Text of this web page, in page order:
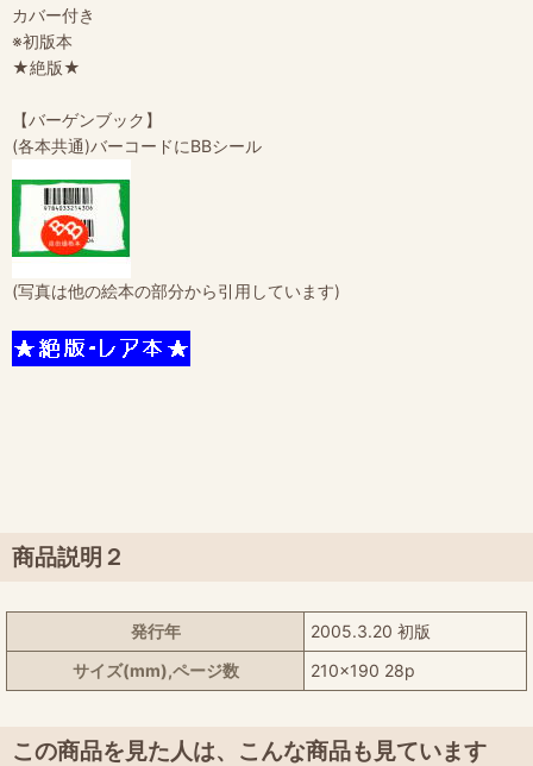
カバー付き
※初版本
★絶版★
【バーゲンブック】
(各本共通)バーコードにBBシール
(写真は他の絵本の部分から引用しています)
商品説明２
発行年
2005.3.20 初版
サイズ(mm),ページ数
210x190 28p
この商品を見た人は、こんな商品も見ています